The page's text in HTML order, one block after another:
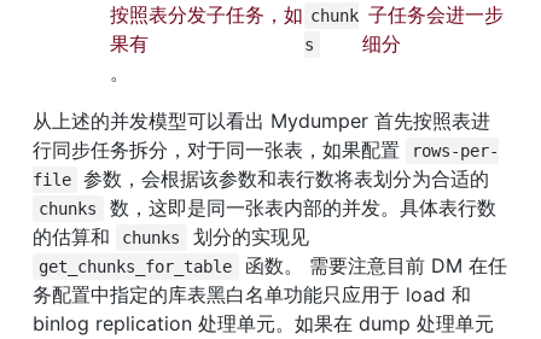
按照表分发子任务，如
果有
chunk
s
细分
。
从上述的并发模型可以看出 Mydumper 首先按照表进
行同步任务拆分，对于同一张表，如果配置
rows-per-
file
chunks
数，这即是同一张表内部的并发。具体表行数
的估算和
chunks 划分的实现见
get_chunks_for_table
函数。 需要注意目前 DM 在任
务配置中指定的库表黑白名单功能只应用于 load 和
binlog replication 处理单元。如果在 dump 处理单元